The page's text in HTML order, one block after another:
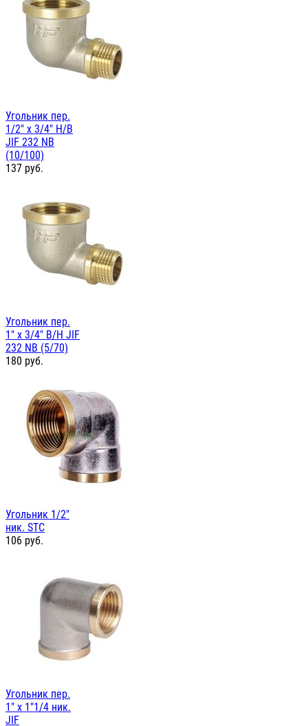
Угольник пер.
1/2" х 3/4" Н/В
JIF 232 NB
(10/100)
137 руб.
Угольник пер.
1" х 3/4" В/Н JIF
232 NB (5/70)
180 руб.
Угольник 1/2"
ник. STC
106 руб.
Угольник пер.
1" х 1"1/4 ник.
JIF